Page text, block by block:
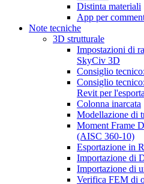
Distinta materiali
App per
Note tecniche
3D strutturale
Impostazioni di
SkyCiv 3D
Consiglio
Consiglio
Revit per
Colonna inarcata
Modellazione di
Moment Frame
(AISC 360-10)
Esportazione in
Importazione di
Importazione di
Verifica FEM di